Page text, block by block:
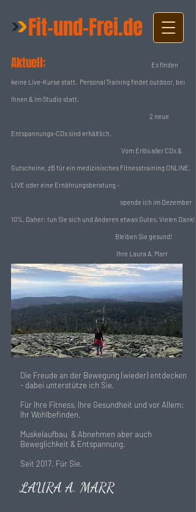
Die Freude an der Bewegung (wieder) entdecken
- dabei unterstütze ich Sie.
Für Ihre Fitness, Ihre Gesundheit und vor Allem:
Ihr Wohlbefinden.
Muskelaufbau & Abnehmen aber auch
Beweglichkeit & Entspannung.
Seit 2017. Für Sie.
LAURA A. MARR
Fit-und-Frei.de
Aktuell: Es finden
keine Live-Kurse statt. Personal Training findet outdoor, bei
Ihnen & im Studio statt.
2 neue
Entspannungs-CDs sind erhältlich.
Vom Erlös aller CDs &
Gutscheine, zB für ein medizinisches Fitnesstraining ONLINE,
LIVE oder eine Ernährungsberatung -
spende ich im Dezember
10%. Daher: tun Sie sich und Anderen etwas Gutes. Vielen Dank!
Bleiben Sie gesund!
Ihre Laura A. Marr